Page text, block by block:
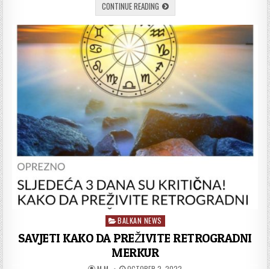
CONTINUE READINGPOGLEDAJTE
KOJA
MOZE
BITI
KOBNA
ZA
VAS
Posted
in
BALKAN NEWS
SAVJETI KAKO DA PREŽIVITE RETROGRADNI
MERKUR